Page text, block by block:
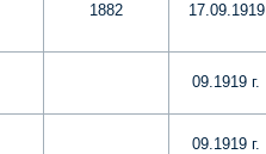
1882 17.09.1919
09.1919 г.
09.1919 г.